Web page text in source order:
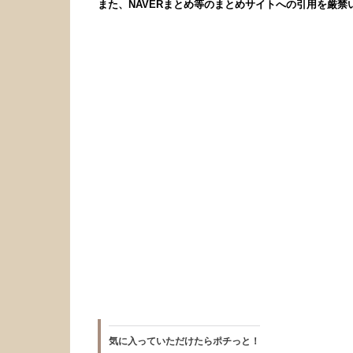
また、NAVERまとめ等のまとめサイトへの引用を厳禁
気に入っていただけたらポチっと！